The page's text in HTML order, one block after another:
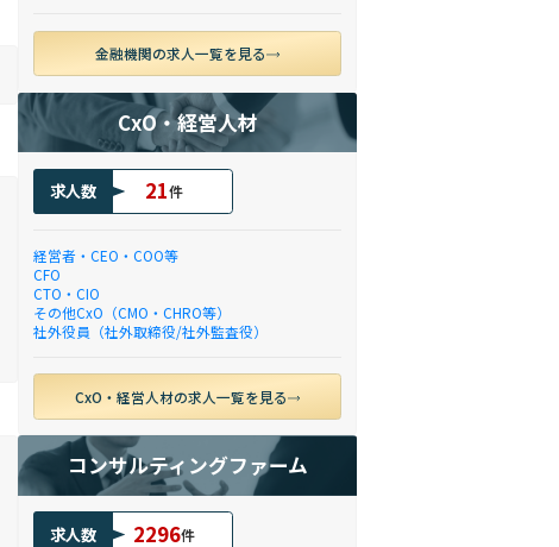
金融機関の求人一覧を見る
CxO・経営人材
求人数 21件
経営者・CEO・COO等
CFO
CTO・CIO
その他CxO（CMO・CHRO等）
社外役員（社外取締役/社外監査役）
CxO・経営人材の求人一覧を見る
コンサルティングファーム
求人数 2296件